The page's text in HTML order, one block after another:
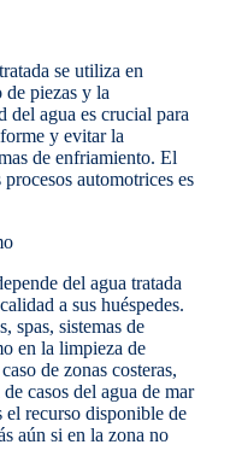
se utiliza en
piezas y la
del agua es crucial para
y evitar la
de enfriamiento. El
automotrices es
del agua tratada
a sus huéspedes.
spas, sistemas de
en la limpieza de
de zonas costeras,
casos del agua de mar
el recurso disponible de
aún si en la zona no